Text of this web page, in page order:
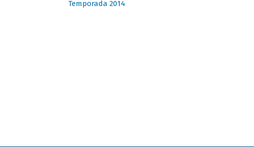
Temporada 2014